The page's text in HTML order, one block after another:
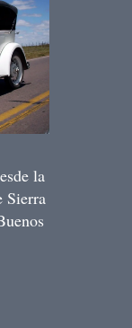
la
Sierra